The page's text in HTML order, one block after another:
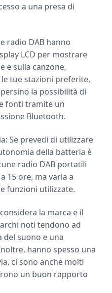
a una presa di
radio DAB hanno
LCD per mostrare
e sulla canzone,
tue stazioni preferite,
la possibilità di
fonti tramite un
Bluetooth.
Se prevedi di utilizzare
della batteria è
radio DAB portatili
15 ore, ma varia a
funzioni utilizzate.
la marca e il
noti tendono ad
suono e una
hanno spesso una
ci sono anche molti
un buon rapporto